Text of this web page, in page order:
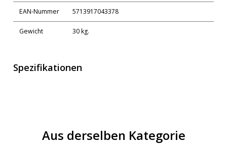
EAN-Nummer 5713917043378
Gewicht 30 kg.
Spezifikationen
Aus derselben Kategorie